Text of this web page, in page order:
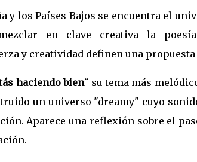
y los Países Bajos se encuentra el
en clave creativa la
y creatividad definen una
haciendo bien¨ su tema más
un universo "dreamy" cuyo
Aparece una reflexión sobre el